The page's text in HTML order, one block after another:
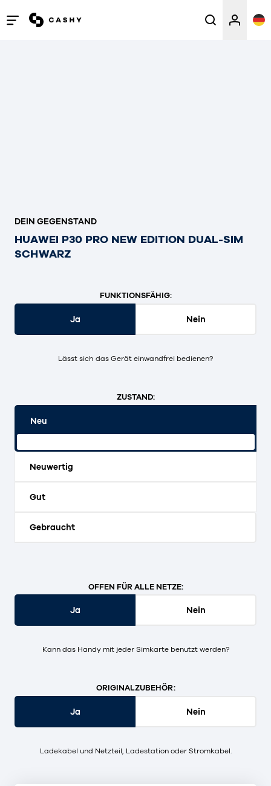
Menü
DEIN GEGENSTAND
HUAWEI P30 PRO NEW EDITION DUAL-SIM
SCHWARZ
FUNKTIONSFÄHIG:
Ja Nein
Lässt sich das Gerät einwandfrei bedienen?
ZUSTAND:
Neu
Neuwertig
Gut
Gebraucht
OFFEN FÜR ALLE NETZE:
Ja Nein
Kann das Handy mit jeder Simkarte benutzt werden?
ORIGINALZUBEHÖR:
Ja Nein
Ladekabel und Netzteil, Ladestation oder Stromkabel.